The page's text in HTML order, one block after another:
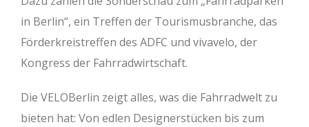
in Berlin“, ein Treffen der Tourismusbranche, das
Förderkreistreffen des ADFC und vivavelo, der
Kongress der Fahrradwirtschaft.
Die VELOBerlin zeigt alles, was die Fahrradwelt zu
bieten hat: Von edlen Designerstücken bis zum